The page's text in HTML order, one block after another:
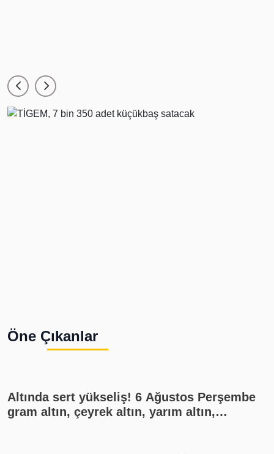
Öne Çıkanlar
Altında sert yükseliş! 6 Ağustos Perşembe
gram altın, çeyrek altın, yarım altın,